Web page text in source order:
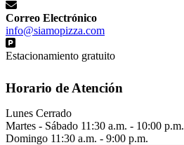
Correo Electrónico
info@siamopizza.com
Estacionamiento gratuito
Horario de Atención
Lunes Cerrado
Martes - Sábado 11:30 a.m. - 10:00 p.m.
Domingo 11:30 a.m. - 9:00 p.m.